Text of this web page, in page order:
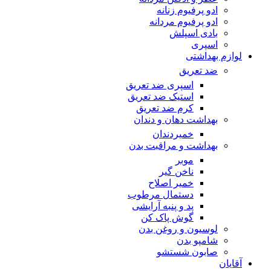
ادو پرفیوم زنانه
ادو پرفیوم مردانه
بادی اسپلش
اسپری
لوازم بهداشتی
ضد تعریق
اسپری ضد تعریق
استیک ضد تعریق
کرم ضد تعریق
بهداشت دهان و دندان
خمیردندان
بهداشت و مراقبت بدن
موبر
ناخن گیر
خمیر اصلاح
دستمال مرطوب
پد و پنبه آرایشی
گوش پاک کن
لوسیون و روغن بدن
شامپو بدن
صابون شستشو
آقایان